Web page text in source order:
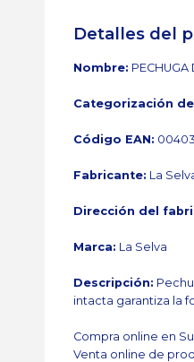
Detalles del
Nombre: PECHUGA
Categorización
Código EAN:
Fabricante: La
Dirección del
Marca: La Selva
Descripción:
intacta garantiza la
Compra online en
Venta online de